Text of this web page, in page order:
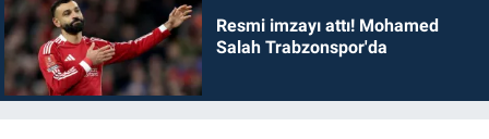
Resmi imzayı attı! Mohamed
Salah Trabzonspor'da